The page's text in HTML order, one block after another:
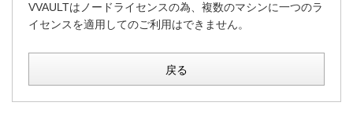
VVAULTはノードライセンスの為、複数のマシンに一つのラ
イセンスを適用してのご利用はできません。
戻る